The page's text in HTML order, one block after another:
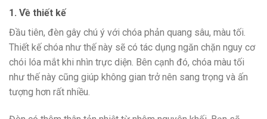
1. Về thiết kế
Đầu tiên, đèn gây chú ý với chóa phản quang sâu, màu tối.
Thiết kế chóa như thế này sẽ có tác dụng ngăn chặn nguy cơ
chói lóa mắt khi nhìn trực diện. Bên cạnh đó, chóa màu tối
như thế này cũng giúp không gian trở nên sang trọng và ấn
tượng hơn rất nhiều.